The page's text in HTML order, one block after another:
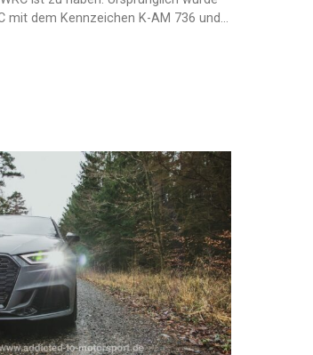
mit dem Kennzeichen K-AM 736 und…